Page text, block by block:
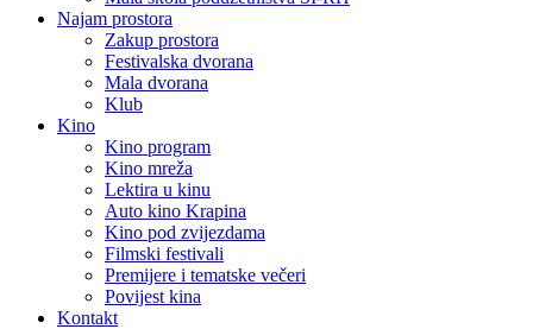
Najam prostora
Zakup prostora
Festivalska dvorana
Mala dvorana
Klub
Kino
Kino program
Kino mreža
Lektira u kinu
Auto kino Krapina
Kino pod zvijezdama
Filmski festivali
Premijere i tematske večeri
Povijest kina
Kontakt